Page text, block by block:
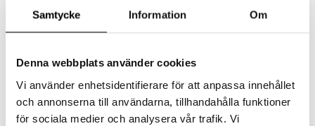
Samtycke Information Om
Denna webbplats använder cookies
Vi använder enhetsidentifierare för att anpassa innehållet
och annonserna till användarna, tillhandahålla funktioner
för sociala medier och analysera vår trafik. Vi
Abonnemang
Bevaka produkter
Recensera produkter
SKAPA KUND